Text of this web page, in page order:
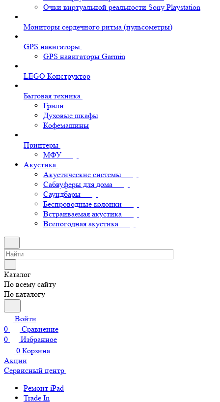
Очки виртуальной реальности Sony Playstation
Мониторы сердечного ритма (пульсометры)
GPS навигаторы
GPS навигаторы Garmin
LEGO Конструктор
Бытовая техника
Грили
Духовые шкафы
Кофемашины
Принтеры
МФУ
Акустика
Акустические системы
Сабвуферы для дома
Саундбары
Беспроводные колонки
Встраиваемая акустика
Всепогодная акустика
Каталог
По всему сайту
По каталогу
Войти
0
Сравнение
0
Избранное
0 Корзина
Акции
Сервисный центр
Ремонт iPad
Trade In